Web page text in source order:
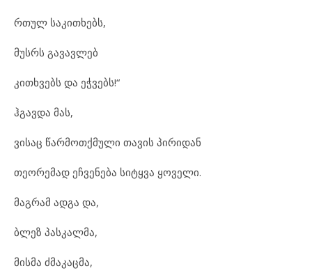
რთულ საკითხებს,
მუსრს გავავლებ
კითხვებს და ეჭვებს!“
ჰგავდა მას,
ვისაც წარმოთქმული თავის პირიდან
თეორემად ეჩვენება სიტყვა ყოველი.
მაგრამ ადგა და,
ბლეზ პასკალმა,
მისმა ძმაკაცმა,